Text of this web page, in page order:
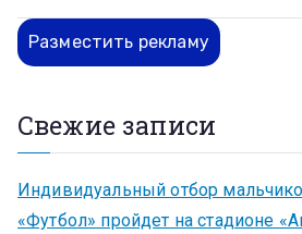
Разместить рекламу
Свежие записи
Индивидуальный отбор
«Футбол» пройдет на стадионе